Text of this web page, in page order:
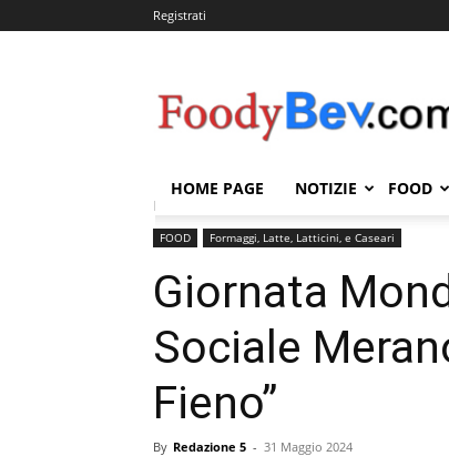
Registrati
HOME PAGE NOTIZIE FOOD
Home
FOOD Formaggi, Latte, Latticini, e Caseari
Giornata
Sociale
Fieno”
By Redazione 5 - 31 Maggio 2024